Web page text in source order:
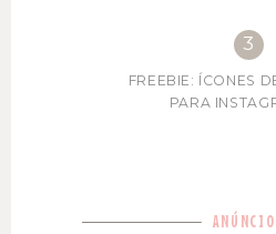
FREEBIE: ÍCONES
PARA